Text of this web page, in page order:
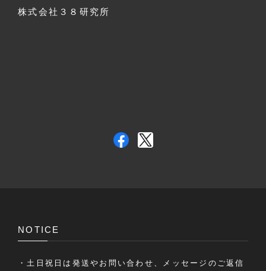
株式会社３８研究所
NOTICE
・土日祝日は発送やお問い合わせ、メッセージのご返信